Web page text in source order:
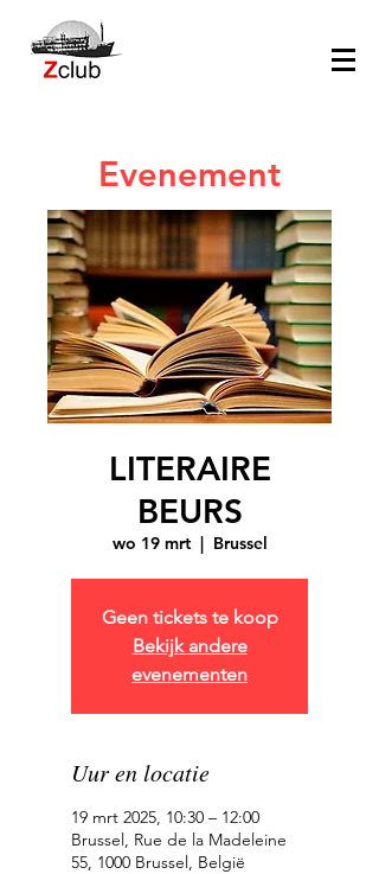
Evenement
LITERAIRE
BEURS
wo 19 mrt
  |
Brussel
Geen tickets te koop
Bekijk andere
evenementen
Uur en locatie
19 mrt 2025, 10:30 – 12:00
Brussel, Rue de la Madeleine
55, 1000 Brussel, België